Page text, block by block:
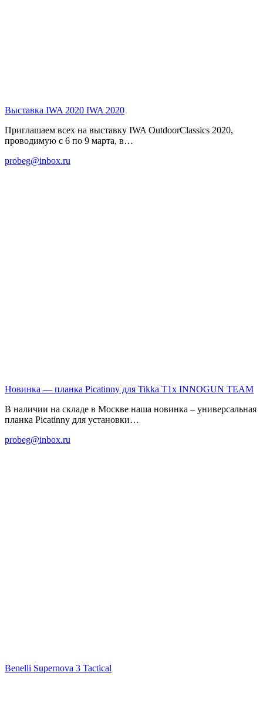
Выставка IWA 2020 IWA 2020
Приглашаем всех на выставку IWA OutdoorClassics 2020,
проводимую с 6 по 9 марта, в…
probeg@inbox.ru
Новинка — планка Picatinny для Tikka T1x INNOGUN TEAM
В наличии на складе в Москве наша новинка – универсальная
планка Picatinny для установки…
probeg@inbox.ru
Benelli Supernova 3 Tactical